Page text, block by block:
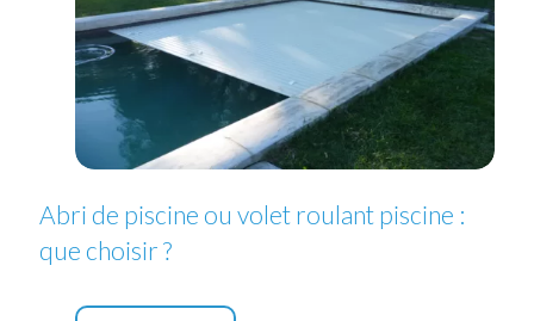
Abri de piscine ou volet roulant piscine :
que choisir ?